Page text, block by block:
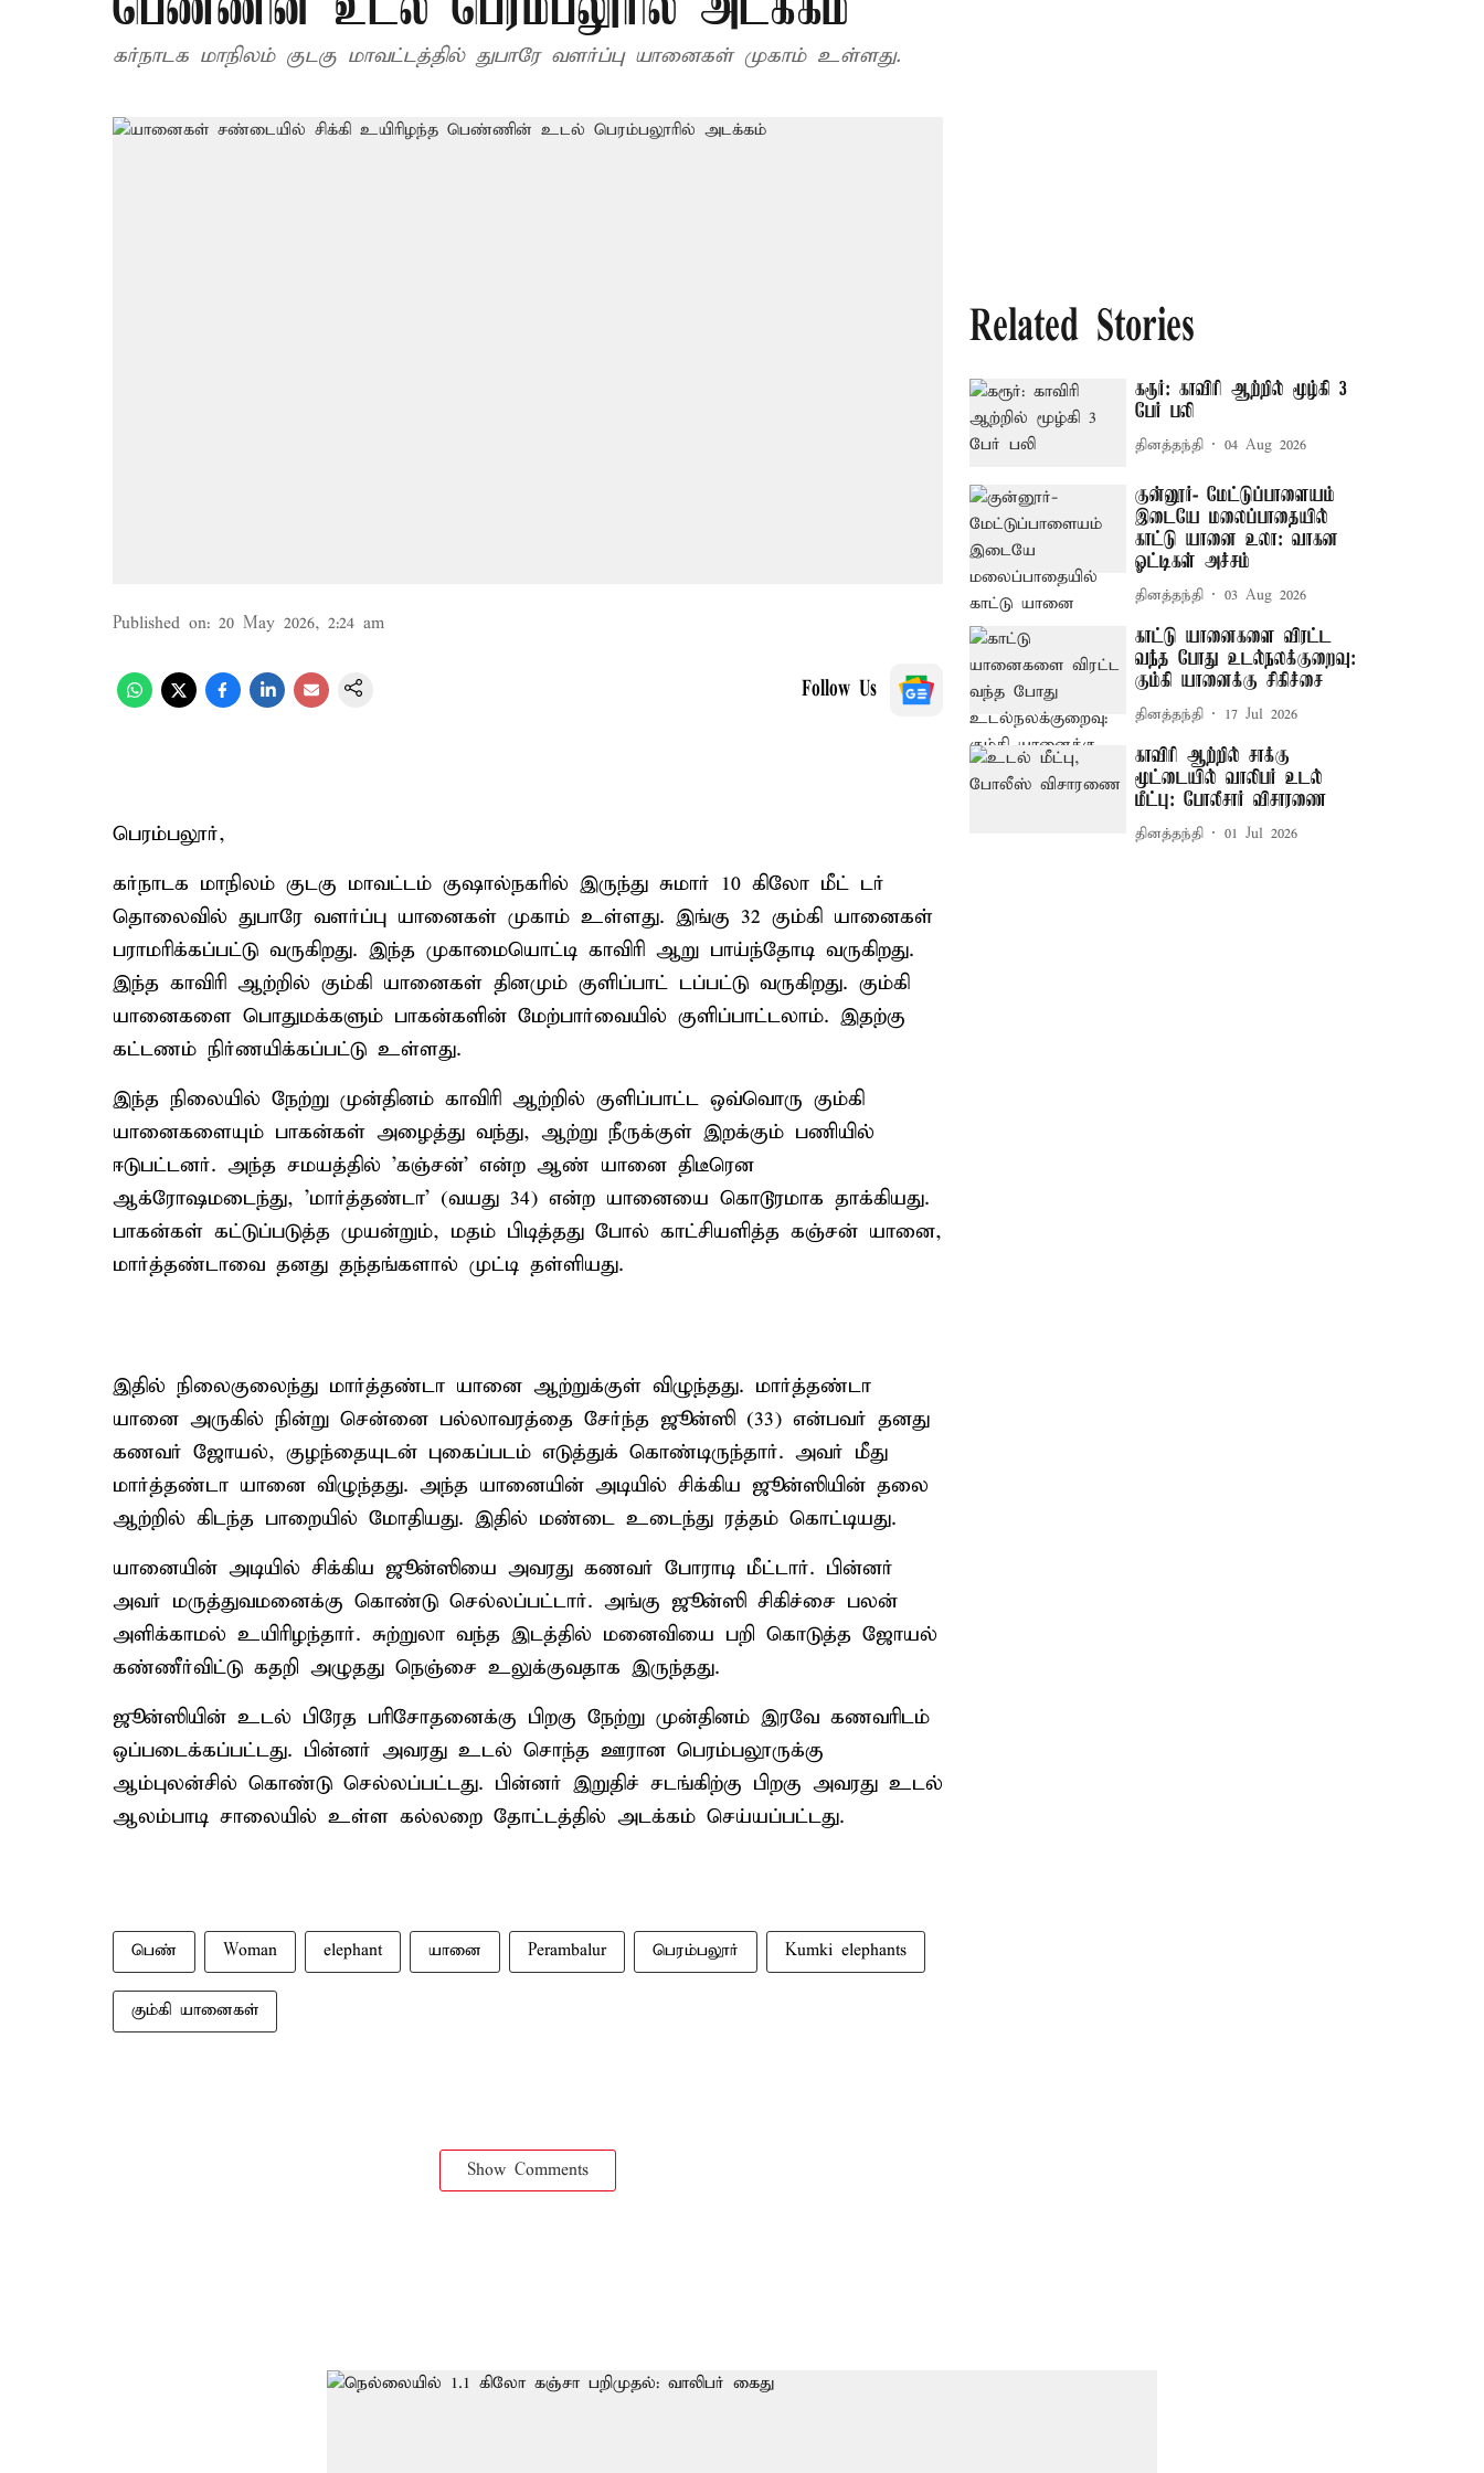
கர்நாடக மாநிலம் குடகு மாவட்டத்தில் துபாரே வளர்ப்பு யானைகள் முகாம் உள்ளது.
Published on: 20 May 2026, 2:24 am
Follow Us
பெரம்பலூர்,
கர்நாடக மாநிலம் குடகு மாவட்டம் குஷால்நகரில் இருந்து சுமார் 10 கிலோ மீட் டர்
தொலைவில் துபாரே வளர்ப்பு யானைகள் முகாம் உள்ளது. இங்கு 32 கும்கி யானைகள்
பராமரிக்கப்பட்டு வருகிறது. இந்த முகாமையொட்டி காவிரி ஆறு பாய்ந்தோடி வருகிறது.
இந்த காவிரி ஆற்றில் கும்கி யானைகள் தினமும் குளிப்பாட் டப்பட்டு வருகிறது. கும்கி
யானைகளை பொதுமக்களும் பாகன்களின் மேற்பார்வையில் குளிப்பாட்டலாம். இதற்கு
கட்டணம் நிர்ணயிக்கப்பட்டு உள்ளது.
இந்த நிலையில் நேற்று முன்தினம் காவிரி ஆற்றில் குளிப்பாட்ட ஒவ்வொரு கும்கி
யானைகளையும் பாகன்கள் அழைத்து வந்து, ஆற்று நீருக்குள் இறக்கும் பணியில்
ஈடுபட்டனர். அந்த சமயத்தில் 'கஞ்சன்' என்ற ஆண் யானை திடீரென
ஆக்ரோஷமடைந்து, 'மார்த்தண்டா' (வயது 34) என்ற யானையை கொடூரமாக தாக்கியது.
பாகன்கள் கட்டுப்படுத்த முயன்றும், மதம் பிடித்தது போல் காட்சியளித்த கஞ்சன் யானை,
மார்த்தண்டாவை தனது தந்தங்களால் முட்டி தள்ளியது.
இதில் நிலைகுலைந்து மார்த்தண்டா யானை ஆற்றுக்குள் விழுந்தது. மார்த்தண்டா
யானை அருகில் நின்று சென்னை பல்லாவரத்தை சேர்ந்த ஜூன்ஸி (33) என்பவர் தனது
கணவர் ஜோயல், குழந்தையுடன் புகைப்படம் எடுத்துக் கொண்டிருந்தார். அவர் மீது
மார்த்தண்டா யானை விழுந்தது. அந்த யானையின் அடியில் சிக்கிய ஜூன்ஸியின் தலை
ஆற்றில் கிடந்த பாறையில் மோதியது. இதில் மண்டை உடைந்து ரத்தம் கொட்டியது.
யானையின் அடியில் சிக்கிய ஜூன்ஸியை அவரது கணவர் போராடி மீட்டார். பின்னர்
அவர் மருத்துவமனைக்கு கொண்டு செல்லப்பட்டார். அங்கு ஜூன்ஸி சிகிச்சை பலன்
அளிக்காமல் உயிரிழந்தார். சுற்றுலா வந்த இடத்தில் மனைவியை பறி கொடுத்த ஜோயல்
கண்ணீர்விட்டு கதறி அழுதது நெஞ்சை உலுக்குவதாக இருந்தது.
ஜூன்ஸியின் உடல் பிரேத பரிசோதனைக்கு பிறகு நேற்று முன்தினம் இரவே கணவரிடம்
ஒப்படைக்கப்பட்டது. பின்னர் அவரது உடல் சொந்த ஊரான பெரம்பலூருக்கு
ஆம்புலன்சில் கொண்டு செல்லப்பட்டது. பின்னர் இறுதிச் சடங்கிற்கு பிறகு அவரது உடல்
ஆலம்பாடி சாலையில் உள்ள கல்லறை தோட்டத்தில் அடக்கம் செய்யப்பட்டது.
பெண் Woman elephant யானை Perambalur பெரம்பலூர் Kumki elephants
கும்கி யானைகள்
Show Comments
Related Stories
கரூர்: காவிரி ஆற்றில் மூழ்கி 3
பேர் பலி
தினத்தந்தி 04 Aug 2026
குன்னூர்- மேட்டுப்பாளையம்
இடையே மலைப்பாதையில்
காட்டு யானை உலா: வாகன
ஓட்டிகள் அச்சம்
தினத்தந்தி 03 Aug 2026
காட்டு யானைகளை விரட்ட
வந்த போது உடல்நலக்குறைவு:
கும்கி யானைக்கு சிகிச்சை
தினத்தந்தி 17 Jul 2026
காவிரி ஆற்றில் சாக்கு
மூட்டையில் வாலிபர் உடல்
மீட்பு: போலீசார் விசாரணை
தினத்தந்தி 01 Jul 2026